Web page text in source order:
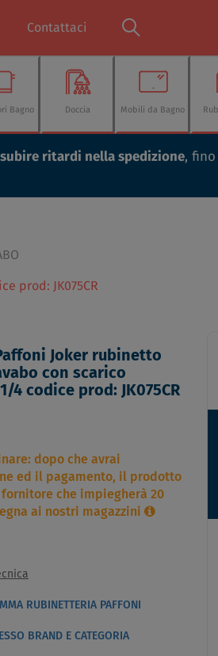
Contattaci
Bagno Doccia Mobili da Bagno
ritardi nella spedizione,
prod: JK075CR
Joker rubinetto
con scarico
4 codice prod: JK075CR
dopo che avrai
ed il pagamento, il prodotto
che impiegherà 20
ai nostri magazzini
RUBINETTERIA PAFFONI
BRAND E CATEGORIA